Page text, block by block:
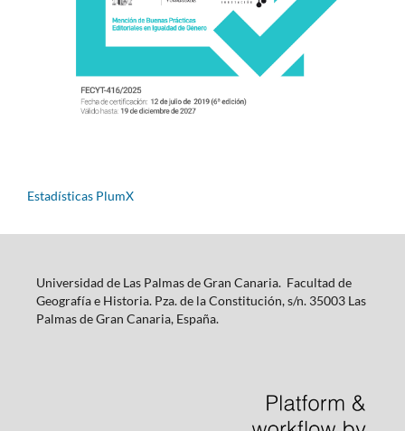
Estadísticas PlumX
Universidad de Las Palmas de Gran Canaria. Facultad de
Geografía e Historia. Pza. de la Constitución, s/n. 35003 Las
Palmas de Gran Canaria, España.